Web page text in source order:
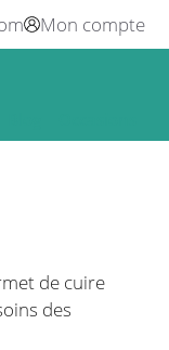
Mon compte
de cuire
des